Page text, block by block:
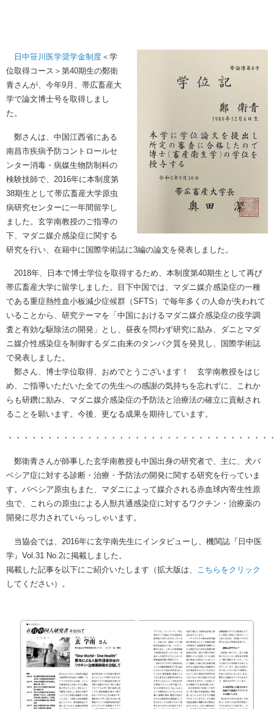
日中笹川医学奨学金制度 ＜学
位取得コース＞第40期生の鄭衛
青さんが、今年9月、帯広畜産大
学で論文博士号を取得しまし
た。
鄭さんは、中国江西省にある
南昌市疾病予防コントロールセ
ンター消毒・病媒生物防制科の
検験技師で、2016年に本制度第
38期生として帯広畜産大学原虫
病研究センターに一年間留学し
ました。玄学南教授のご指導の
下、マダニ媒介感染症に関する
研究を行い、在籍中に国際学術誌に3編の論文を発表しました。
2018年、日本で博士学位を取得するため、本制度第40期生として再び
帯広畜産大学に留学しました。目下中国では、マダニ媒介感染症の一種
である重症熱性血小板減少症候群（SFTS）で毎年多くの人命が失われて
いることから、研究テーマを「中国におけるマダニ媒介感染症の疫学調
査と有効な駆除法の開発」とし、昼夜を問わず研究に励み、ダニとマダ
ニ媒介性感染症を制御するダニ由来のタンパク質を発見し、国際学術誌
で発表しました。
鄭さん、博士学位取得、おめでとうございます！ 玄学南教授をはじ
め、ご指導いただいた全ての先生への感謝の気持ちを忘れずに、これか
らも研鑽に励み、マダニ媒介感染症の予防法と治療法の確立に貢献され
ることを願います。今後、更なる成果を期待しています。
・・・・・・・・・・・・・・・・・・・・・・・・・・・・・・・・・
鄭衛青さんが師事した玄学南教授も中国出身の研究者で、主に、犬バ
ベシア症に対する診断・治療・予防法の開発に関する研究を行っていま
す。バベシア原虫もまた、マダニによって媒介される赤血球内寄生性原
虫で、これらの原虫による人獣共通感染症に対するワクチン・治療薬の
開発に尽力されていらっしゃいます。
当協会では、2016年に玄学南先生にインタビューし、機関誌『日中医
学』Vol.31 No.2に掲載しました。
掲載した記事を以下にご紹介いたします（拡大版は、
こちらをクリック
してください）。